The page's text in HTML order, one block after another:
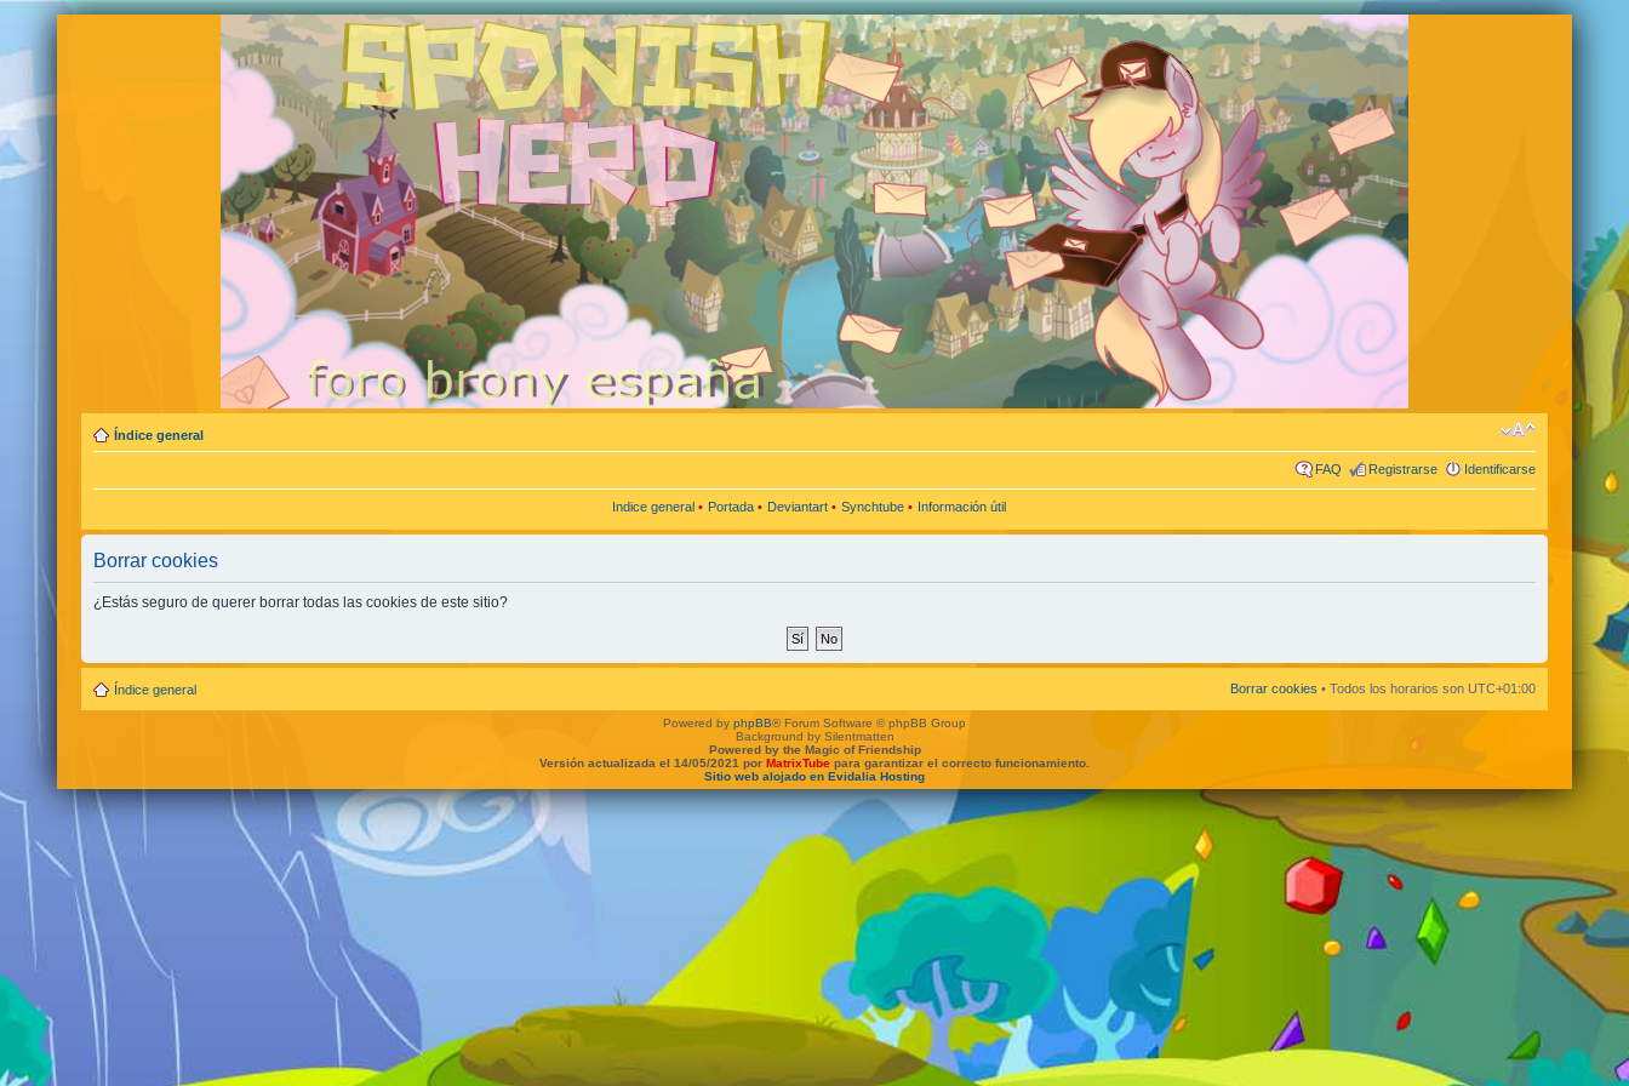
Índice general
FAQ Registrarse Identificarse
Indice general • Portada • Deviantart • Synchtube • Información útil
Borrar cookies
¿Estás seguro de querer borrar todas las cookies de este sitio?
Índice general Borrar cookies • Todos los horarios son UTC+01:00
Powered by phpBB® Forum Software © phpBB Group
Background by Silentmatten
Powered by the Magic of Friendship
Versión actualizada el 14/05/2021 por MatrixTube para garantizar el correcto funcionamiento.
Sitio web alojado en Evidalia Hosting